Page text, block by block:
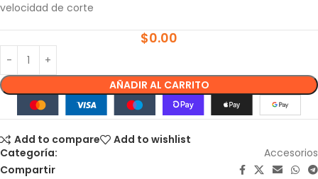
velocidad de corte
$0.00
AÑADIR AL CARRITO
Add to compare
Add to wishlist
Categoría:
Accesorios
Compartir